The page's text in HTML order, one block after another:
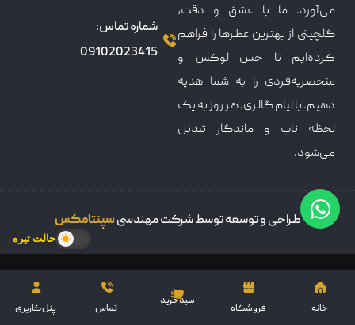
حالت تیره
می‌آورد. ما با عشق و دقت،
گلچینی از بهترین عطرها را فراهم
کرده‌ایم تا حس لوکس و
منحصربه‌فردی را به شما هدیه
دهیم. با لیام گالری، هر روز به یک
لحظه ناب و ماندگار تبدیل
می‌شود.
شماره تماس:
09102023415
خانه فروشکاه
سبدخرید
تماس پنل کاربری
طراحی و توسعه توسط شرکت مهندسیسپنتامکس